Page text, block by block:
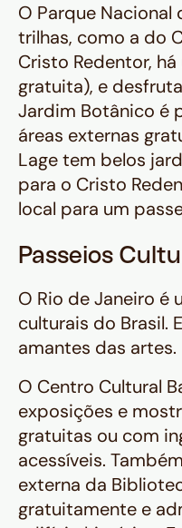
O Parque Nacional
trilhas, como a do
Cristo Redentor,
gratuita), e
Jardim Botânico é
áreas externas
Lage tem belos
para o Cristo
local para um
Passeios
O Rio de Janeiro é
culturais do Brasil.
amantes das artes.
O Centro Cultural
exposições e
gratuitas ou com
acessíveis.
externa da
gratuitamente e